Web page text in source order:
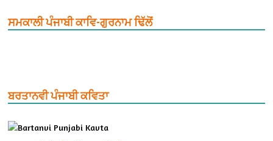
ਸਮਕਾਲੀ ਪੰਜਾਬੀ ਕਾਵਿ-ਗੁਰਨਾਮ ਢਿੱਲੋਂ
ਬਰਤਾਨਵੀ ਪੰਜਾਬੀ ਕਵਿਤਾ